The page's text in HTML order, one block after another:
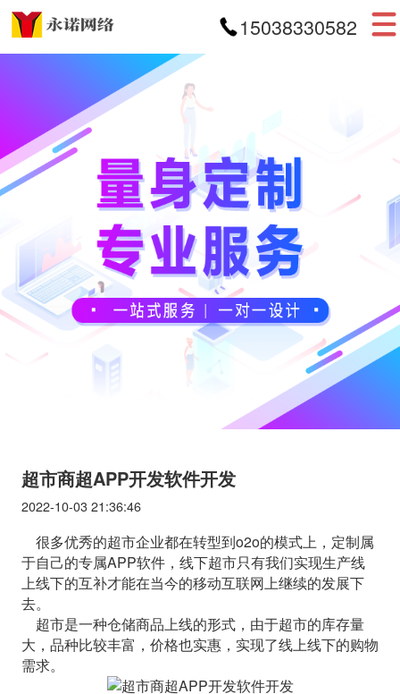
15038330582
首页
APP开发
小程序开发
案例展示
新闻资讯
关于我们
超市商超APP开发软件开发
2022-10-03 21:36:46
很多优秀的超市企业都在转型到o2o的模式上，定制属
于自己的专属APP软件，线下超市只有我们实现生产线
上线下的互补才能在当今的移动互联网上继续的发展下
去。
超市是一种仓储商品上线的形式，由于超市的库存量
大，品种比较丰富，价格也实惠，实现了线上线下的购物
需求。